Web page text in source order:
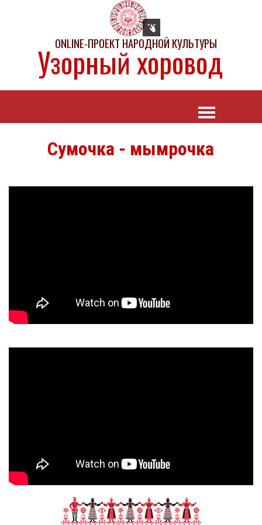
Узорный хоровод
ONLINE-ПРОЕКТ НАРОДНОЙ КУЛЬТУРЫ
Сумочка - мымрочка